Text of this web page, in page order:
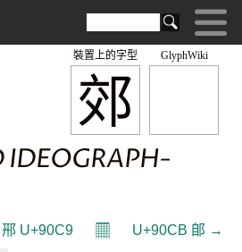
GlyphWiki
郊
裝置上的字型
IDEOGRAPH-
U+90C9 𝄜 U+90CB 郋 →